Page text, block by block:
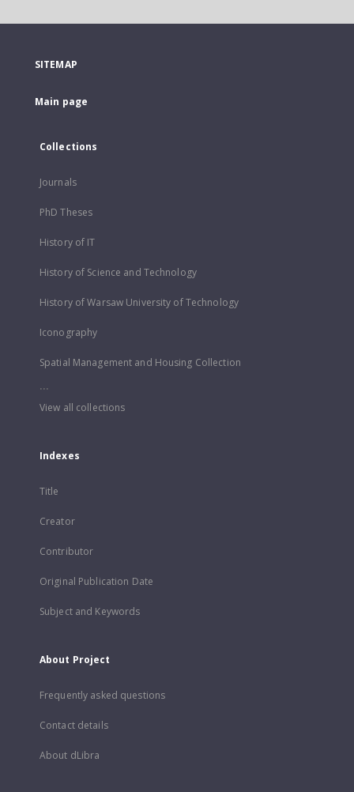
SITEMAP
Main page
Collections
Journals
PhD Theses
History of IT
History of Science and Technology
History of Warsaw University of Technology
Iconography
Spatial Management and Housing Collection
...
View all collections
Indexes
Title
Creator
Contributor
Original Publication Date
Subject and Keywords
About Project
Frequently asked questions
Contact details
About dLibra